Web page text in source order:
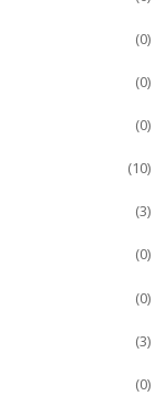
(0)
(0)
(0)
(10)
(3)
(0)
(0)
(3)
(0)